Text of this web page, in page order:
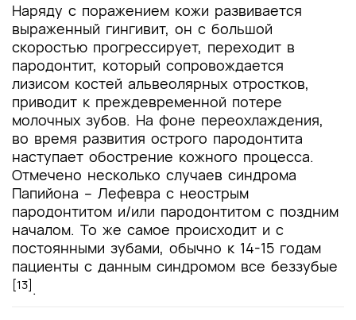
Наряду с поражением кожи развивается
выраженный гингивит, он с большой
скоростью прогрессирует, переходит в
пародонтит, который сопровождается
лизисом костей альвеолярных отростков,
приводит к преждевременной потере
молочных зубов. На фоне переохлаждения,
во время развития острого пародонтита
наступает обострение кожного процесса.
Отмечено несколько случаев синдрома
Папийона – Лефевра с неострым
пародонтитом и/или пародонтитом с поздним
началом. То же самое происходит и с
постоянными зубами, обычно к 14-15 годам
пациенты с данным синдромом все беззубые
[13].